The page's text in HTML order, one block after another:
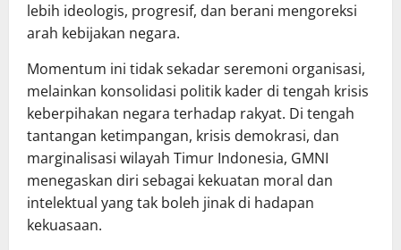
lebih ideologis, progresif, dan berani mengoreksi
arah kebijakan negara.
Momentum ini tidak sekadar seremoni organisasi,
melainkan konsolidasi politik kader di tengah krisis
keberpihakan negara terhadap rakyat. Di tengah
tantangan ketimpangan, krisis demokrasi, dan
marginalisasi wilayah Timur Indonesia, GMNI
menegaskan diri sebagai kekuatan moral dan
intelektual yang tak boleh jinak di hadapan
kekuasaan.